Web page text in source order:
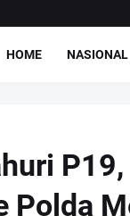
HOME NASIONAL
Polda